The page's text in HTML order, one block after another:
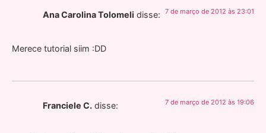
Ana Carolina Tolomeli disse: 7 de março de 2012 às 23:01
Merece tutorial siim :DD
Franciele C. disse: 7 de março de 2012 às 19:06